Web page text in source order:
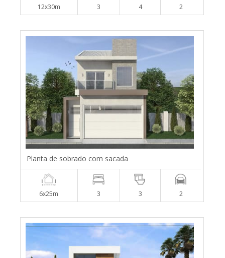
12x30m 3 4 2
Planta de sobrado com sacada
6x25m 3 3 2